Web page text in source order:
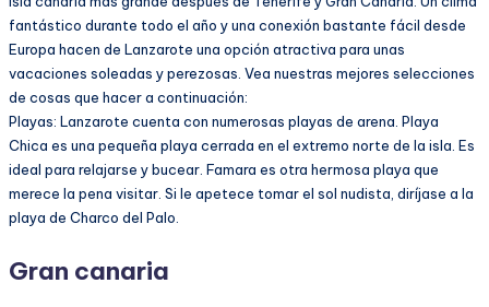
fantástico durante todo el año y una conexión bastante fácil desde
Europa hacen de Lanzarote una opción atractiva para unas
vacaciones soleadas y perezosas. Vea nuestras mejores selecciones
de cosas que hacer a continuación:
Playas: Lanzarote cuenta con numerosas playas de arena. Playa
Chica es una pequeña playa cerrada en el extremo norte de la isla. Es
ideal para relajarse y bucear. Famara es otra hermosa playa que
merece la pena visitar. Si le apetece tomar el sol nudista, diríjase a la
playa de Charco del Palo.
Gran canaria